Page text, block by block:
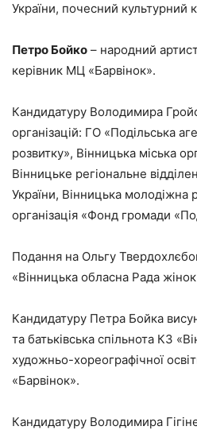
України, почесний культурний
Петро Бойко – народний
керівник МЦ «Барвінок».
Кандидатуру Володимира
організацій: ГО «Подільська
розвитку», Вінницька міська
Вінницьке регіональне
України, Вінницька молодіжна
організація «Фонд громади
Подання на Ольгу
«Вінницька обласна Рада жінок
Кандидатуру Петра Бойка
та батьківська спільнота КЗ
художньо-хореографічної
«Барвінок».
Кандидатуру Володимира